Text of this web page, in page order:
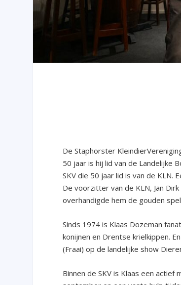
De Staphorster
50 jaar is hij lid van de Landelijke
SKV die 50 jaar lid is van de
De voorzitter van de KLN, Jan
overhandigde hem de gouden
Sinds 1974 is Klaas Dozeman
konijnen en Drentse krielkippen.
(Fraai) op de landelijke show
Binnen de SKV is Klaas een